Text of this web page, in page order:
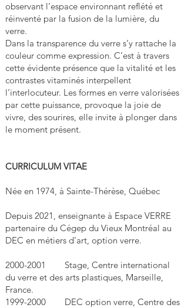
observant l’espace environnant reflété et
réinventé par la fusion de la lumière, du
verre.
Dans la transparence du verre s’y rattache la
couleur comme expression. C’est à travers
cette évidente présence que la vitalité et les
contrastes vitaminés interpellent
l’interlocuteur. Les formes en verre valorisées
par cette puissance, provoque la joie de
vivre, des sourires, elle invite à plonger dans
le moment présent.
CURRICULUM VITAE
Née en 1974, à Sainte-Thérèse, Québec
Depuis 2021, enseignante à Espace VERRE
partenaire du Cégep du Vieux Montréal au
DEC en métiers d’art, option verre.
2000-2001
Stage, Centre international
du verre et des arts plastiques, Marseille,
France.
1999-2000 DEC option verre, Centre des